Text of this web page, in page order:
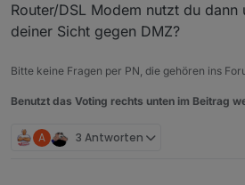
Router/DSL Modem nutzt du
deiner Sicht gegen DMZ?
Bitte keine Fragen per PN, die gehören ins
Benutzt das Voting rechts unten im Beitrag
A 3 Antworten